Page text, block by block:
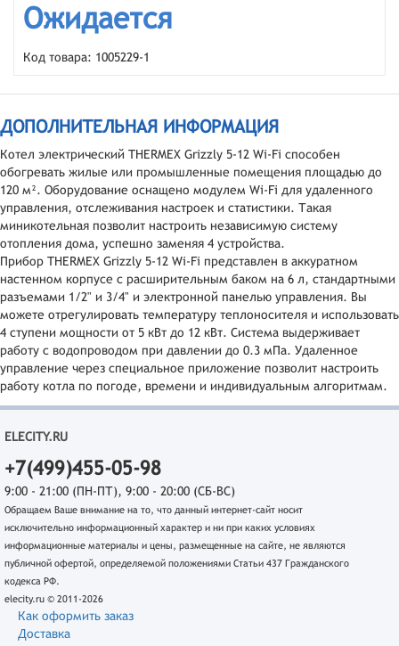
Ожидается
Код товара: 1005229-1
ДОПОЛНИТЕЛЬНАЯ ИНФОРМАЦИЯ
Котел электрический THERMEX Grizzly 5-12 Wi-Fi способен
обогревать жилые или промышленные помещения площадью до
120 м². Оборудование оснащено модулем Wi-Fi для удаленного
управления, отслеживания настроек и статистики. Такая
миникотельная позволит настроить независимую систему
отопления дома, успешно заменяя 4 устройства.
Прибор THERMEX Grizzly 5-12 Wi-Fi представлен в аккуратном
настенном корпусе с расширительным баком на 6 л, стандартными
разъемами 1/2" и 3/4" и электронной панелью управления. Вы
можете отрегулировать температуру теплоносителя и использовать
4 ступени мощности от 5 кВт до 12 кВт. Система выдерживает
работу с водопроводом при давлении до 0.3 мПа. Удаленное
управление через специальное приложение позволит настроить
работу котла по погоде, времени и индивидуальным алгоритмам.
ELECITY.RU
+7(499)455-05-98
9:00 - 21:00 (ПН-ПТ), 9:00 - 20:00 (СБ-ВС)
Обращаем Ваше внимание на то, что данный интернет-сайт носит
исключительно информационный характер и ни при каких условиях
информационные материалы и цены, размещенные на сайте, не являются
публичной офертой, определяемой положениями Статьи 437 Гражданского
кодекса РФ.
elecity.ru © 2011-2026
Как оформить заказ
Доставка